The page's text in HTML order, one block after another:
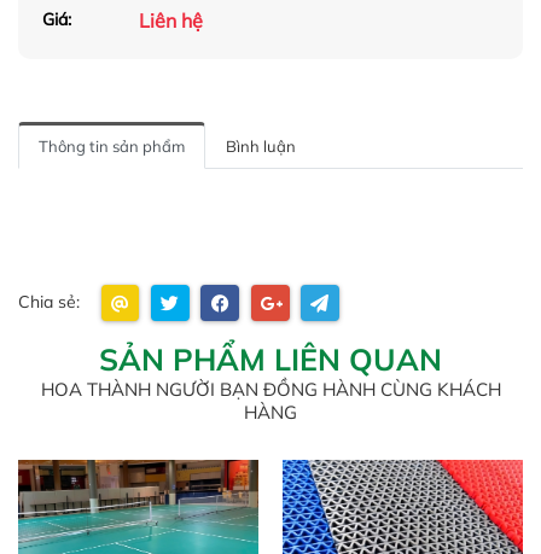
Giá: Liên hệ
Thông tin sản phẩm Bình luận
Chia sẻ:
SẢN PHẨM LIÊN QUAN
HOA THÀNH NGƯỜI BẠN ĐỒNG HÀNH CÙNG KHÁCH
HÀNG